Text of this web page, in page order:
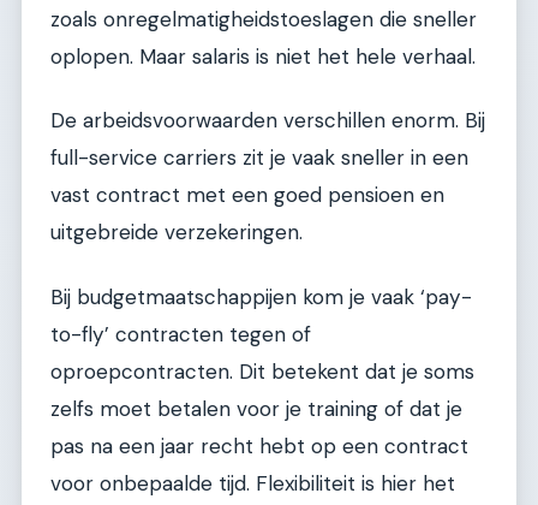
zoals onregelmatigheidstoeslagen die sneller
oplopen. Maar salaris is niet het hele verhaal.
De arbeidsvoorwaarden verschillen enorm. Bij
full-service carriers zit je vaak sneller in een
vast contract met een goed pensioen en
uitgebreide verzekeringen.
Bij budgetmaatschappijen kom je vaak ‘pay-
to-fly’ contracten tegen of
oproepcontracten. Dit betekent dat je soms
zelfs moet betalen voor je training of dat je
pas na een jaar recht hebt op een contract
voor onbepaalde tijd. Flexibiliteit is hier het